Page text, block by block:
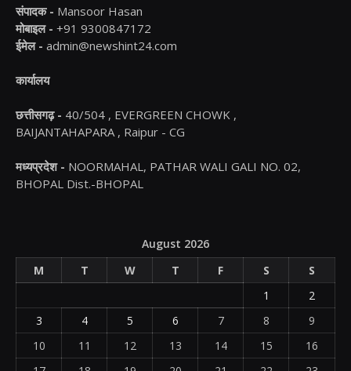
संपादक - Mansoor Hasan
मोबाइल - +91 9300847172
ईमेल - admin@newshint24.com
कार्यालय
छत्तीसगढ़ - 40/504 , EVERGREEN CHOWK ,
BAIJANTAHAPARA , Raipur - CG
मध्यप्रदेश - NOORMAHAL, PATHAR WALI GALI NO. 02,
BHOPAL Dist.-BHOPAL
August 2026
M
T W T F S
S
1
2
3
4 5 6 7 8
9
10
11 12 13 14 15
16